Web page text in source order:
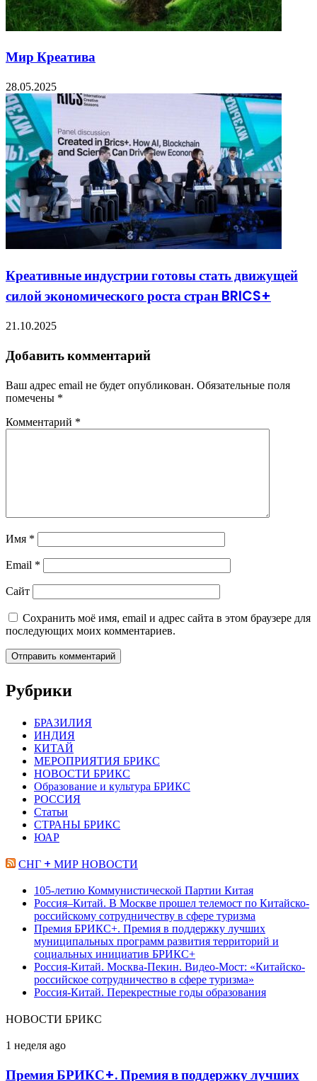
Мир Креатива
28.05.2025
Креативные индустрии готовы стать движущей
силой экономического роста стран BRICS+
21.10.2025
Добавить комментарий
Ваш адрес email не будет опубликован. Обязательные поля
помечены *
Комментарий *
Имя *
Email *
Сайт
Сохранить моё имя, email и адрес сайта в этом браузере для
последующих моих комментариев.
Рубрики
БРАЗИЛИЯ
ИНДИЯ
КИТАЙ
МЕРОПРИЯТИЯ БРИКС
НОВОСТИ БРИКС
Образование и культура БРИКС
РОССИЯ
Статьи
СТРАНЫ БРИКС
ЮАР
СНГ + МИР НОВОСТИ
105-летию Коммунистической Партии Китая
Россия–Китай. В Москве прошел телемост по Китайско-
российскому сотрудничеству в сфере туризма
Премия БРИКС+. Премия в поддержку лучших
муниципальных программ развития территорий и
социальных инициатив БРИКС+
Россия-Китай. Москва-Пекин. Видео-Мост: «Китайско-
российское сотрудничество в сфере туризма»
Россия-Китай. Перекрестные годы образования
НОВОСТИ БРИКС
Премия
Премия
1 неделя ago
Премия БРИКС+. Премия в поддержку лучших